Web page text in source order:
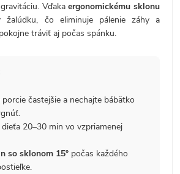
Vďakaergonomickému sklonu
žalúdku, čo eliminuje pálenie záhy a
tráviť aj počas spánku.
častejšie a nechajte bábätko
20–30 min vo vzpriamenej
so sklonom 15° počas každého